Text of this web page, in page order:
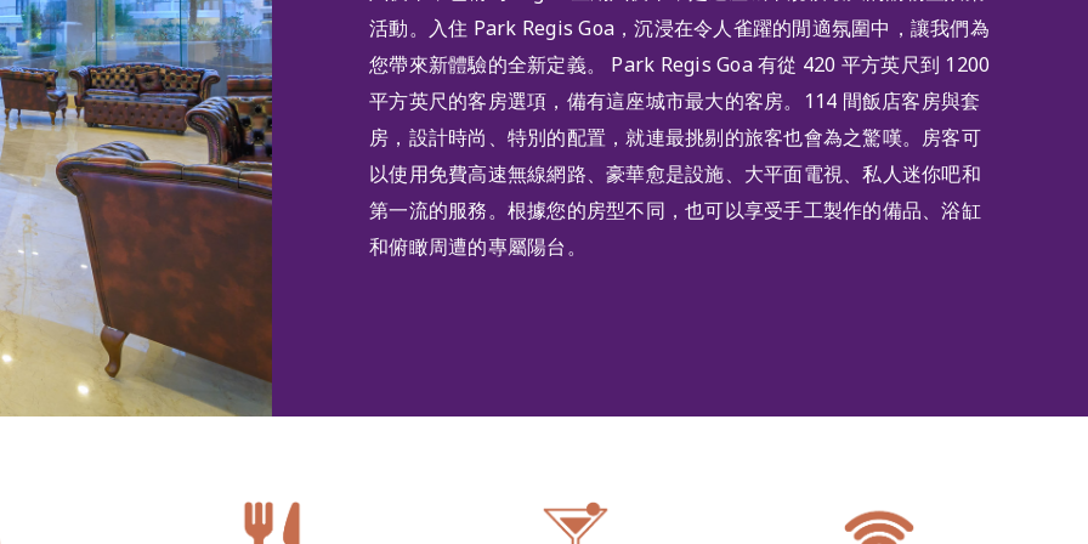
活動。入住 Park Regis Goa，沉浸在令人雀躍的閒適氛圍中，讓我們為
您帶來新體驗的全新定義。 Park Regis Goa 有從 420 平方英尺到 1200
平方英尺的客房選項，備有這座城市最大的客房。114 間飯店客房與套
房，設計時尚、特別的配置，就連最挑剔的旅客也會為之驚嘆。房客可
以使用免費高速無線網路、豪華愈是設施、大平面電視、私人迷你吧和
第一流的服務。根據您的房型不同，也可以享受手工製作的備品、浴缸
和俯瞰周遭的專屬陽台。